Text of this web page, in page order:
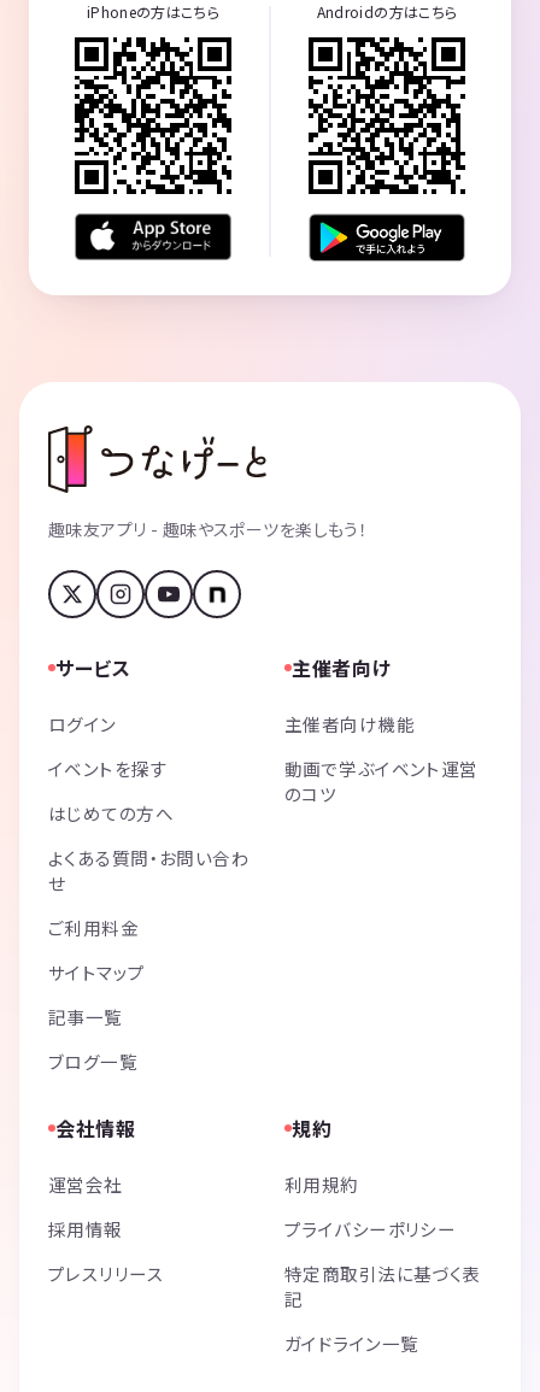
iPhoneの方はこちら Androidの方はこちら
趣味友アプリ - 趣味やスポーツを楽しもう！
サービス
ログイン
イベントを探す
はじめての方へ
よくある質問・お問い合わ
せ
ご利用料金
サイトマップ
記事一覧
ブログ一覧
主催者向け
主催者向け機能
動画で学ぶイベント運営
のコツ
会社情報
運営会社
採用情報
プレスリリース
規約
利用規約
プライバシーポリシー
特定商取引法に基づく表
記
ガイドライン一覧